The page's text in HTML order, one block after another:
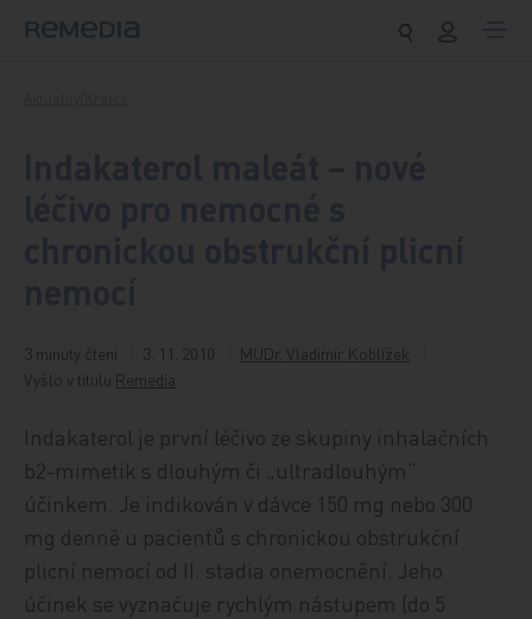
3 minuty čtení 3. 11. 2010
MUDr. Vladimír Koblížek
Vyšlo v titulu Remedia
Indakaterol je první léčivo ze skupiny inhalačních
b2-mimetik s dlouhým či „ultradlouhým“
účinkem. Je indikován v dávce 150 mg nebo 300
mg denně u pacientů s chronickou obstrukční
plicní nemocí od II. stadia onemocnění. Jeho
účinek se vyznačuje rychlým nástupem (do 5